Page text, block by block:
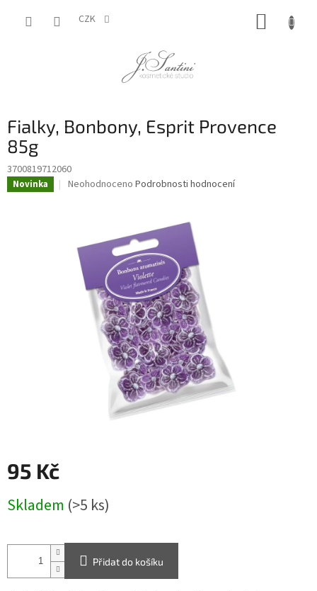
CZK
Fialky, Bonbony, Esprit Provence
85g
3700819712060
Novinka
Průměrné
hvězdiček.
Neohodnoceno Podrobnosti hodnocení
95 Kč
cena:
Skladem (>5 ks)
Přidat do košíku